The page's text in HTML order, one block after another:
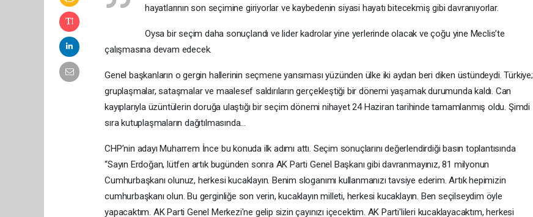
hayatlarının son seçimine giriyorlar ve kaybedenin siyasi hayatı bitecekmiş gibi davranıyorlar.
Oysa bir seçim daha sonuçlandı ve lider kadrolar yine yerlerinde olacak ve çoğu yine Meclis’te
çalışmasına devam edecek.
Genel başkanların o gergin hallerinin seçmene yansıması yüzünden ülke iki aydan beri diken üstündeydi. Türkiye;
gruplaşmalar, sataşmalar ve maalesef saldırıların gerçekleştiği bir dönemi yaşamak durumunda kaldı. Can
kayıplarıyla üzüntülerin doruğa ulaştığı bir seçim dönemi nihayet 24 Haziran tarihinde tamamlanmış oldu. Şimdi
sıra kutuplaşmaların dağıtılmasında...
CHP’nin adayı Muharrem İnce bu konuda ilk adımı attı. Seçim sonuçlarını değerlendirdiği basın toplantısında
“Sayın Erdoğan, lütfen artık bugünden sonra AK Parti Genel Başkanı gibi davranmayınız, 81 milyonun
Cumhurbaşkanı olunuz, herkesi kucaklayın. Benim sloganımı kullanmanızı tavsiye ederim. Artık hepimizin
cumhurbaşkanı olun. Bu gerginliğe son verin, kucaklayın milleti, herkesi kucaklayın. Ben seçilseydim öyle
yapacaktım. AK Parti Genel Merkezi'ne gelip sizin çayınızı içecektim. AK Parti'lileri kucaklayacaktım, herkesi